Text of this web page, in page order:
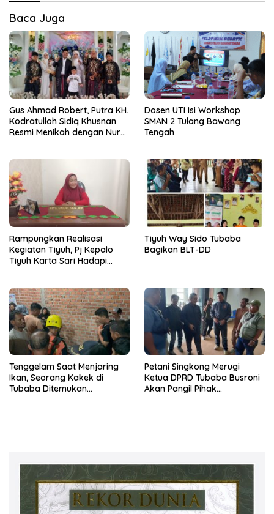
Baca Juga
Gus Ahmad Robert, Putra KH.
Kodratulloh Sidiq Khusnan
Resmi Menikah dengan Nur
Dosen UTI Isi Workshop
SMAN 2 Tulang Bawang
Tengah
Rampungkan Realisasi
Kegiatan Tiyuh, Pj Kepalo
Tiyuh Karta Sari Hadapi
Tiyuh Way Sido Tubaba
Bagikan BLT-DD
Tenggelam Saat Menjaring
Ikan, Seorang Kakek di
Tubaba Ditemukan
Petani Singkong Merugi
Ketua DPRD Tubaba Busroni
Akan Pangil Pihak